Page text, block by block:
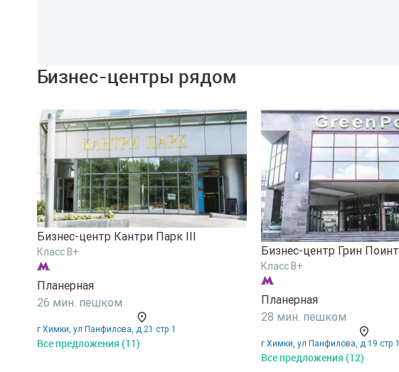
Бизнес-центры рядом
Бизнес-центр Кантри Парк III
Класс B+
Планерная
26 мин. пешком
г Химки, ул Панфилова, д 21 стр 1
Все предложения (11)
Бизнес-центр Грин Поинт
Класс B+
Планерная
28 мин. пешком
г Химки, ул Панфилова, д 19 стр 1
Все предложения (12)